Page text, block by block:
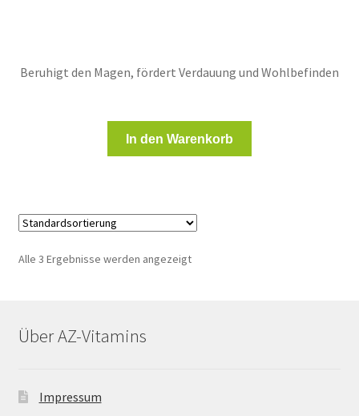
Beruhigt den Magen, fördert Verdauung und Wohlbefinden
In den Warenkorb
Alle 3 Ergebnisse werden angezeigt
Über AZ-Vitamins
Impressum